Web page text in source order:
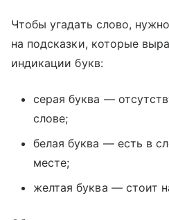
Чтобы угадать слово,
на подсказки, которые
индикации букв:
серая буква —
слове;
белая буква — есть в
месте;
желтая буква — стоит